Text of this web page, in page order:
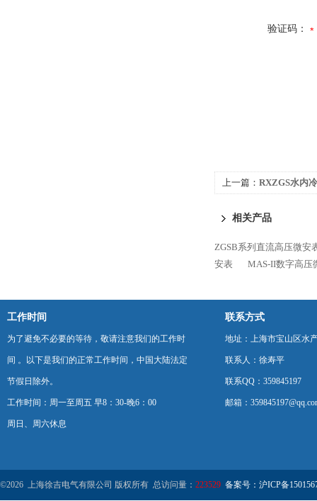
验证码：
上一篇： RXZGS水内
相关产品
ZGSB系列直流高压微安
安表
MAS-II数字高压
工作时间
为了避免不必要的等待，敬请注意我们的工作时
间 。以下是我们的正常工作时间，中国大陆法定
节假日除外。
工作时间：周一至周五 早8：30-晚6：00
周日、周六休息
联系方式
地址：上海市宝山区水
联系人：徐寿平
联系QQ：359845197
邮箱：
©2026 上海徐吉电气有限公司 版权所有 总访问量： 223529 备案号：沪ICP备